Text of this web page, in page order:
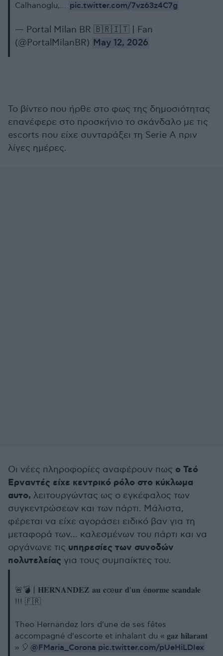
Calhanoglu,… pic.twitter.com/7vz63z4C7g
— Portal Milan BR 🇧🇷🇮🇹 | Fan
(@PortalMilanBR) May 12, 2026
Το βίντεο που ήρθε στο φως της δημοσιότητας
επανέφερε στο προσκήνιο το σκάνδαλο με τις
escorts που είχε συνταράξει τη Serie A πριν
λίγες ημέρες.
Οι νέες πληροφορίες αναφέρουν πως ο Τεό
Ερναντές είχε κεντρικό ρόλο στο κύκλωμα
αυτο, λειτουργώντας ως ο εγκέφαλος των
συγκεντρώσεων και των πάρτι. Μάλιστα,
φέρεται να είχε αγοράσει ειδικό βαν για τη
μεταφορά των... καλεσμένων του πάρτι και να
οργάνωνε τις υπηρεσίες των συνοδών
πολυτελείας για τους συμπαίκτες του.
🚨💣 | 𝐇𝐄𝐑𝐍𝐀𝐍𝐃𝐄𝐙 𝐚𝐮 𝐜œ𝐮𝐫 𝐝'𝐮𝐧 é𝐧𝐨𝐫𝐦𝐞 𝐬𝐜𝐚𝐧𝐝𝐚𝐥𝐞
!!! 🇫🇷
Theo Hernandez lors d'une de ses fêtes
accompagné d'escorte et inhalant du « 𝐠𝐚𝐳 𝐡𝐢𝐥𝐚𝐫𝐚𝐧𝐭
» 🎈 @FMaria_Corona pic.twitter.com/pUeHiLDIex